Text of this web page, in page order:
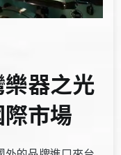
樂器之光
市場